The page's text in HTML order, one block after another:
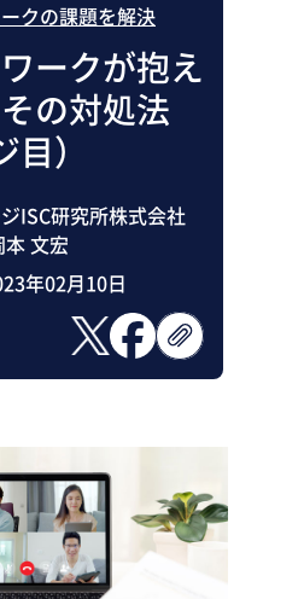
クの課題を解決
ークが抱え
の対処法
目）
ISC研究所株式会社
文宏
年02月10日